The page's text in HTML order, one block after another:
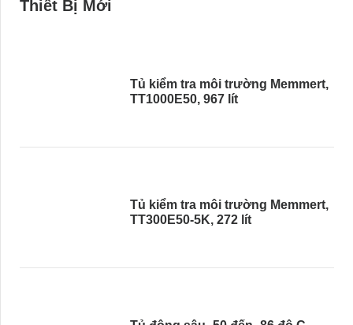
Thiết Bị Mới
Tủ kiểm tra môi trường Memmert,
TT1000E50, 967 lít
Tủ kiểm tra môi trường Memmert,
TT300E50-5K, 272 lít